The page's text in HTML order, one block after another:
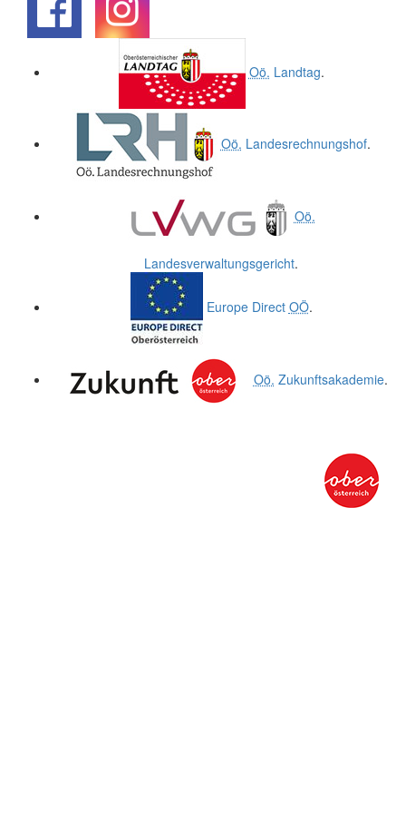
Oö. Landtag.
Oö. Landesrechnungshof.
Oö.
Landesverwaltungsgericht.
Europe Direct OÖ.
Oö. Zukunftsakademie.